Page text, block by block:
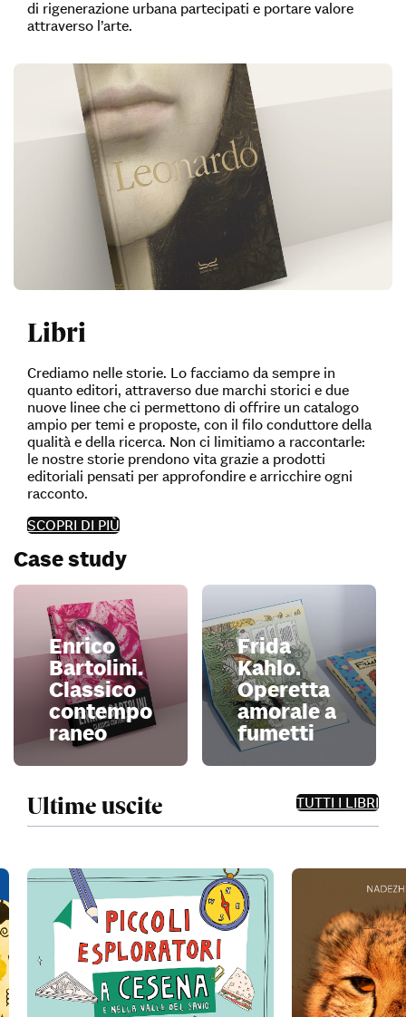
di rigenerazione urbana partecipati e portare valore
attraverso l’arte.
Libri
Crediamo nelle storie. Lo facciamo da sempre in
quanto editori, attraverso due marchi storici e due
nuove linee che ci permettono di offrire un catalogo
ampio per temi e proposte, con il filo conduttore della
qualità e della ricerca. Non ci limitiamo a raccontarle:
le nostre storie prendono vita grazie a prodotti
editoriali pensati per approfondire e arricchire ogni
racconto.
SCOPRI DI PIÙ
Case study
Enrico
Bartolini.
Classico
contempo
raneo
Frida
Kahlo.
Operetta
amorale a
fumetti
Ultime uscite TUTTI I LIBRI